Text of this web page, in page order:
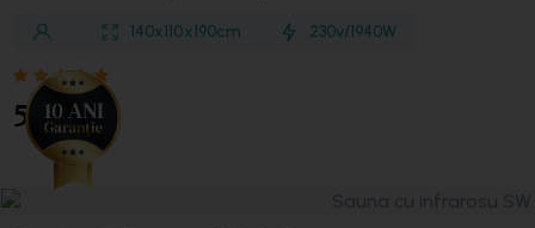
140 x 110 x 190 cm 230v/1940 W
5.100€